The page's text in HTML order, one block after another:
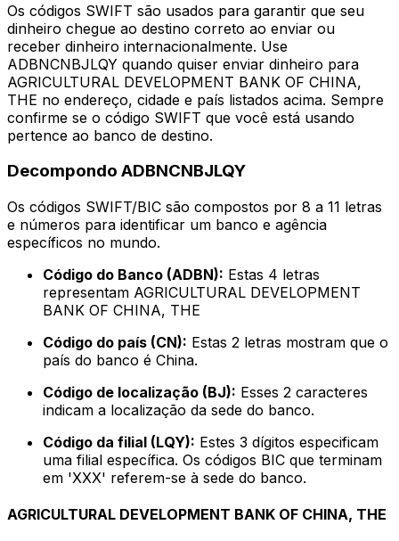
Os códigos SWIFT são usados para garantir que seu
dinheiro chegue ao destino correto ao enviar ou
receber dinheiro internacionalmente. Use
ADBNCNBJLQY quando quiser enviar dinheiro para
AGRICULTURAL DEVELOPMENT BANK OF CHINA,
THE no endereço, cidade e país listados acima. Sempre
confirme se o código SWIFT que você está usando
pertence ao banco de destino.
Decompondo ADBNCNBJLQY
Os códigos SWIFT/BIC são compostos por 8 a 11 letras
e números para identificar um banco e agência
específicos no mundo.
Código do Banco (ADBN): Estas 4 letras
representam AGRICULTURAL DEVELOPMENT
BANK OF CHINA, THE
Código do país (CN): Estas 2 letras mostram que o
país do banco é China.
Código de localização (BJ): Esses 2 caracteres
indicam a localização da sede do banco.
Código da filial (LQY): Estes 3 dígitos especificam
uma filial específica. Os códigos BIC que terminam
em 'XXX' referem-se à sede do banco.
AGRICULTURAL DEVELOPMENT BANK OF CHINA, THE